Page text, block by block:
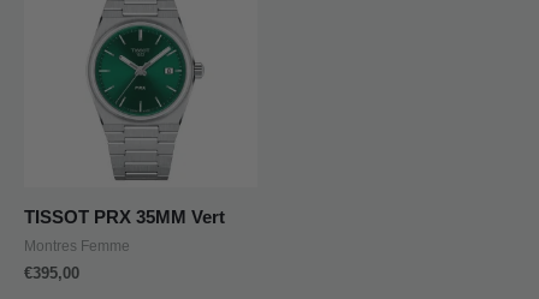
TISSOT PRX 35MM Vert
Montres Femme
€395,00